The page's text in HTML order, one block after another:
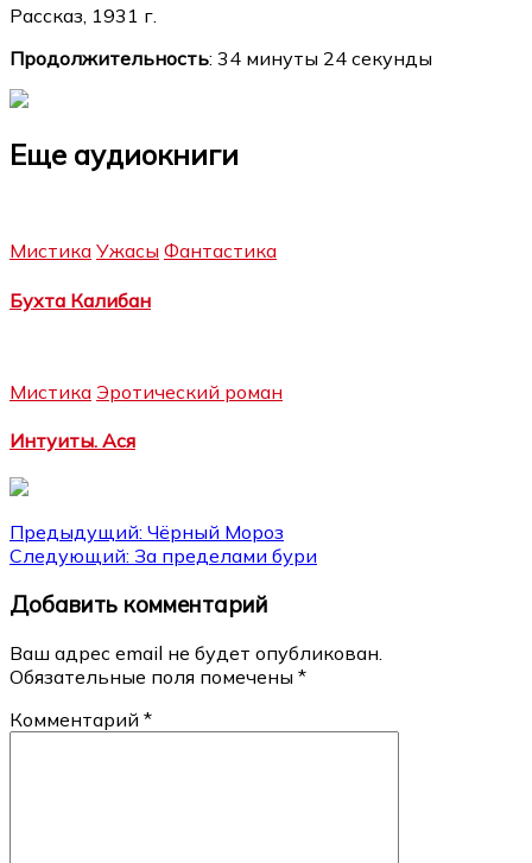
Рассказ, 1931 г.
Продолжительность: 34 минуты 24 секунды
Еще аудиокниги
Мистика Ужасы Фантастика
Бухта Калибан
Мистика Эротический роман
Интуиты. Ася
Навигация
по
записям
Предыдущий: Чёрный Мороз
Следующий: За пределами бури
Добавить комментарий
Ваш адрес email не будет опубликован.
Обязательные поля помечены *
Комментарий *